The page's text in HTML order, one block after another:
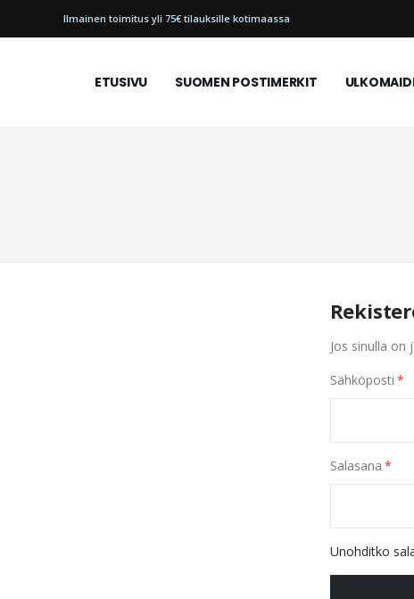
Ilmainen toimitus yli 75€ tilauksille kotimaassa
ETUSIVU SUOMEN POSTIMERKIT
Jos sinulla on
Sähköposti
Salasana
Unohditko